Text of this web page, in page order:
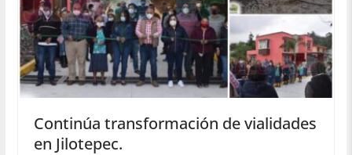
Continúa transformación de vialidades
en Jilotepec.